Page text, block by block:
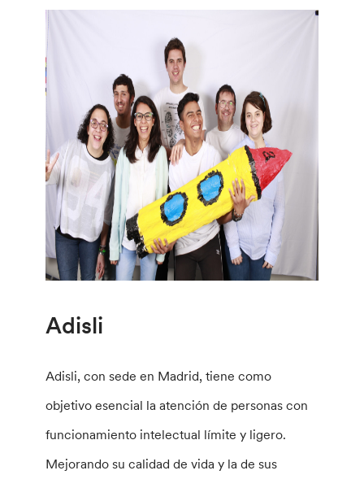
Adisli
Adisli, con sede en Madrid, tiene como
objetivo esencial la atención de personas con
funcionamiento intelectual límite y ligero.
Mejorando su calidad de vida y la de sus